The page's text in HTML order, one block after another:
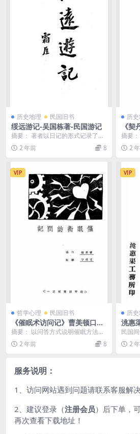
历史地理 民国旧书
绥远游记-吴国栋著-民国游记
摘要： 著者以日记的形式记录了在
绥远调查农垦时的所见所闻 截图：
2 年前 8
历
《
书庄
籍下
摘要
料多
记》、
2
VIP
哲学心理 民国旧书
《催眠术访问记》曹美顿口述-
灵学书院-民国二十四年[1935]
-催眠术自学下载
摘要： 以问答方式说明催眠方法
等。催眠术访问记pdf下载 截图：
服务说明： （...
2 年前 8
VIP
历
洮惠
惠渠
民国
2
服务说明：
1、访问网站遇到问题请联系客服解决
2、建议登录（注册会员）后下单，
再次查看下载地址！